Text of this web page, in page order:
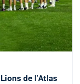
de l’Atlas